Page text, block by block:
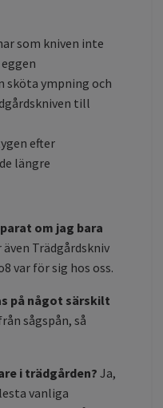
som kniven inte
sköta ympning och
till
efter
längre
om jag bara
även Trädgårdskniv
var för sig hos oss.
på något särskilt
sågspån, så
i trädgården? Ja,
vanliga